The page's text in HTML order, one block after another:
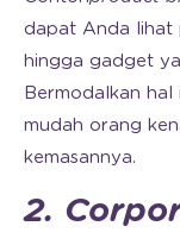
dapat Anda lihat
hingga gadget
Bermodalkan hal
mudah orang
kemasannya.
2.